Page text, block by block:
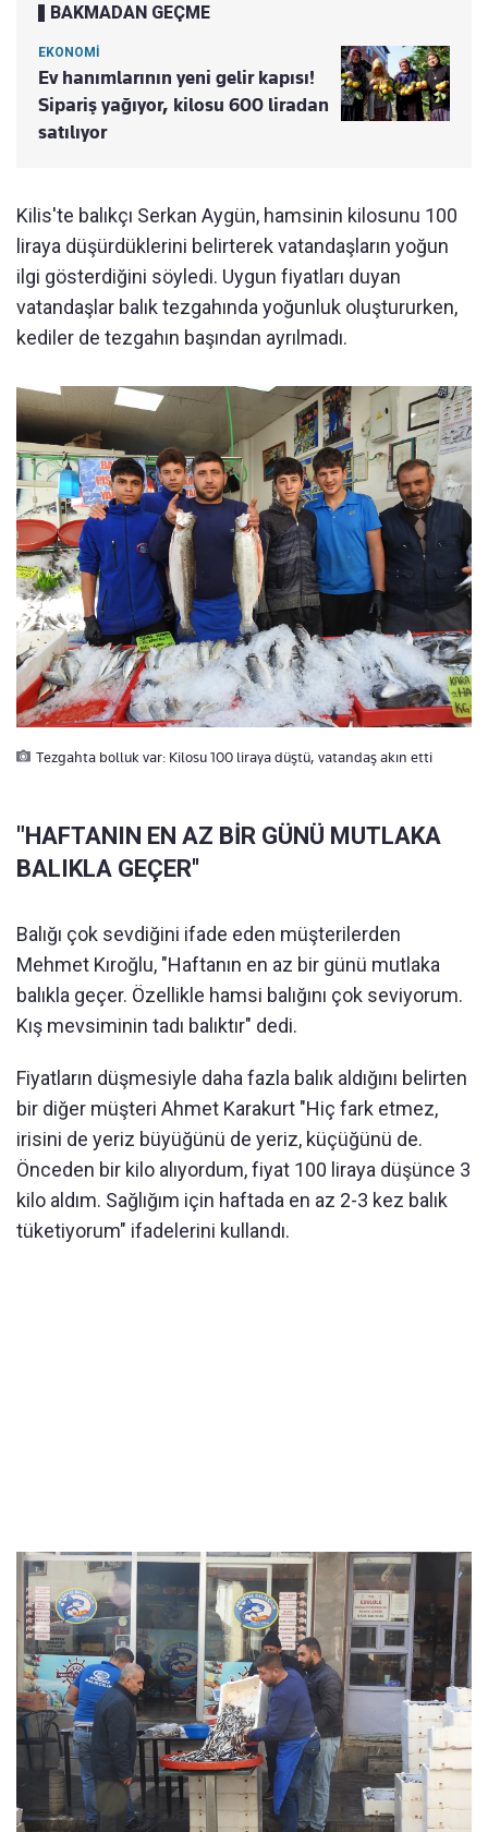
BAKMADAN GEÇME
EKONOMİ
Ev hanımlarının yeni gelir kapısı!
Sipariş yağıyor, kilosu 600 liradan
satılıyor
Kilis'te balıkçı Serkan Aygün, hamsinin kilosunu 100
liraya düşürdüklerini belirterek vatandaşların yoğun
ilgi gösterdiğini söyledi. Uygun fiyatları duyan
vatandaşlar balık tezgahında yoğunluk oluştururken,
kediler de tezgahın başından ayrılmadı.
Tezgahta bolluk var: Kilosu 100 liraya düştü, vatandaş akın etti
"HAFTANIN EN AZ BİR GÜNÜ MUTLAKA
BALIKLA GEÇER''
Balığı çok sevdiğini ifade eden müşterilerden
Mehmet Kıroğlu, "Haftanın en az bir günü mutlaka
balıkla geçer. Özellikle hamsi balığını çok seviyorum.
Kış mevsiminin tadı balıktır" dedi.
Fiyatların düşmesiyle daha fazla balık aldığını belirten
bir diğer müşteri Ahmet Karakurt "Hiç fark etmez,
irisini de yeriz büyüğünü de yeriz, küçüğünü de.
Önceden bir kilo alıyordum, fiyat 100 liraya düşünce 3
kilo aldım. Sağlığım için haftada en az 2-3 kez balık
tüketiyorum" ifadelerini kullandı.